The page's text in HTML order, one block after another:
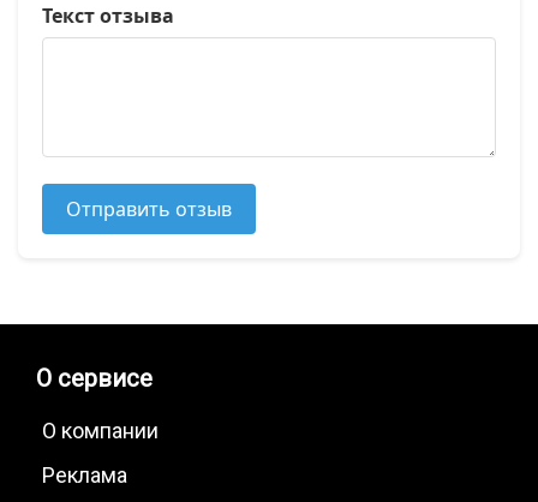
Текст отзыва
Отправить отзыв
О сервисе
О компании
Реклама